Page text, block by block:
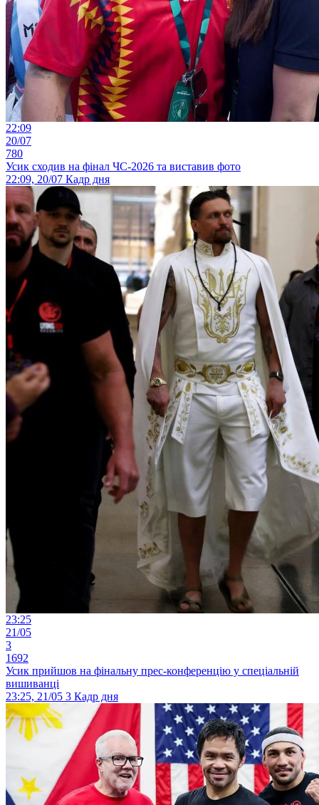
22:09
20/07
780
Усик сходив на фінал ЧС-2026 та виставив фото
22:09, 20/07 Кадр дня
23:25
21/05
3
1692
Усик прийшов на фінальну прес-конференцію у спеціальній
вишиванці
23:25, 21/05 3 Кадр дня